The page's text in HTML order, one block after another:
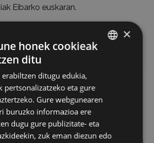
Eibarko euskaran.
parte diren gertaerak gogora
egokiago eibartarren umorea hain
marrazkilariak baino.
×
honek cookieak
ditu
erabiltzen ditugu edukia,
pertsonalizatzeko eta gure
Gure webgunearen
buruzko informazioa ere
dugu gure publizitate- eta
zuk eman diezun edo